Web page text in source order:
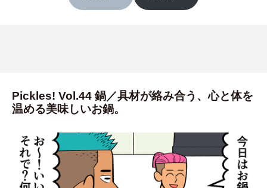
Pickles! Vol.44 鍋／具材が絡み合う、心と体を
温める美味しいお鍋。